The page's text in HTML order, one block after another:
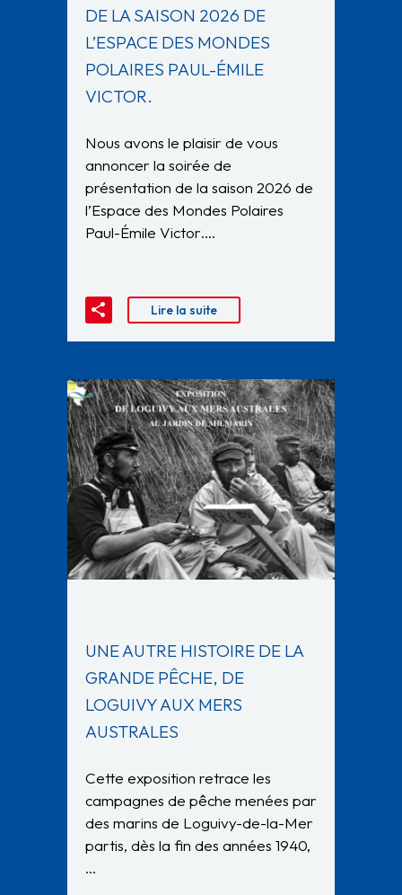
DE LA SAISON 2026 DE
L’ESPACE DES MONDES
POLAIRES PAUL-ÉMILE
VICTOR.
Nous avons le plaisir de vous
annoncer la soirée de
présentation de la saison 2026 de
l’Espace des Mondes Polaires
Paul-Émile Victor….
Lire la suite
UNE AUTRE HISTOIRE DE LA
GRANDE PÊCHE, DE
LOGUIVY AUX MERS
AUSTRALES
Cette exposition retrace les
campagnes de pêche menées par
des marins de Loguivy-de-la-Mer
partis, dès la fin des années 1940,
…